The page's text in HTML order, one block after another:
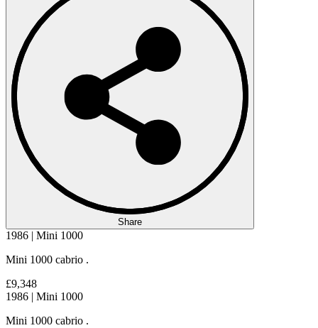
Share
1986 | Mini 1000
Mini 1000 cabrio .
£9,348
1986 | Mini 1000
Mini 1000 cabrio .